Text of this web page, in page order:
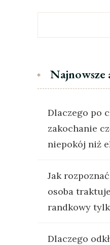
Najnowsze
Dlaczego po
zakochanie
niepokój niż
Jak
osoba
randkowy
Dlaczego